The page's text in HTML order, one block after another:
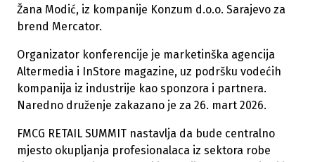
Žana Modić, iz kompanije Konzum d.o.o. Sarajevo za
brend Mercator.
Organizator konferencije je marketinška agencija
Altermedia i InStore magazine, uz podršku vodećih
kompanija iz industrije kao sponzora i partnera.
Naredno druženje zakazano je za 26. mart 2026.
FMCG RETAIL SUMMIT nastavlja da bude centralno
mjesto okupljanja profesionalaca iz sektora robe